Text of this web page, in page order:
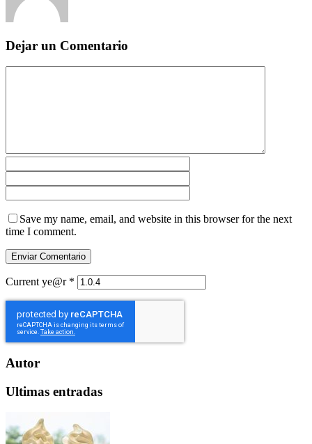
Dejar un Comentario
Save my name, email, and website in this browser for the next
time I comment.
Current ye@r *
Autor
Ultimas entradas